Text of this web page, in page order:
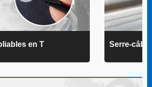
en T Serre-